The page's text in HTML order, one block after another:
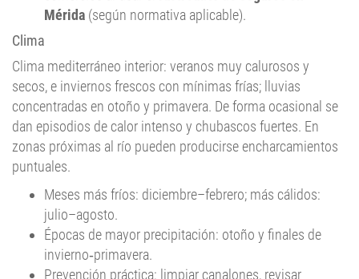
Clima mediterráneo interior: veranos muy calurosos y
secos, e inviernos frescos con mínimas frías; lluvias
concentradas en otoño y primavera. De forma ocasional se
dan episodios de calor intenso y chubascos fuertes. En
zonas próximas al río pueden producirse encharcamientos
puntuales.
Meses más fríos: diciembre–febrero; más cálidos:
julio–agosto.
Épocas de mayor precipitación: otoño y finales de
invierno‑primavera.
Prevención práctica: limpiar canalones, revisar
sellados y cubiertas, proteger equipos y valorar